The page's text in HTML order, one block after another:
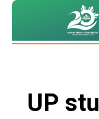
UP